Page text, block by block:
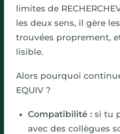
limites de
les deux sens, il gère
trouvées proprement,
lisible.
Alors pourquoi
EQUIV ?
Compatibilité :si tu
avec des collègues